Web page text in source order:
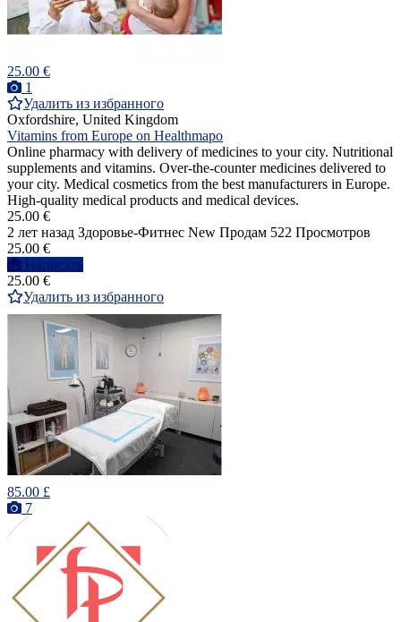
25.00 €
1
Удалить из избранного
Oxfordshire, United Kingdom
Vitamins from Europe on Healthmapo
Online pharmacy with delivery of medicines to your city. Nutritional
supplements and vitamins. Over-the-counter medicines delivered to
your city. Medical cosmetics from the best manufacturers in Europe.
High-quality medical products and medical devices.
25.00 €
2 лет назад Здоровье-Фитнес New Продам 522 Просмотров
25.00 €
Написать
25.00 €
Удалить из избранного
85.00 £
7